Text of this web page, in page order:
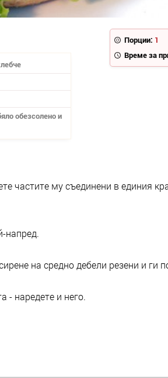
Порции: 1
Време за
обезсолено и
частите му съединени в единия
напред.
на средно дебели резени и ги
- наредете и него.